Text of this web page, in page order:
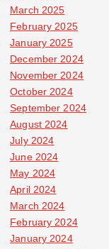
March 2025
February 2025
January 2025
December 2024
November 2024
October 2024
September 2024
August 2024
July 2024
June 2024
May 2024
April 2024
March 2024
February 2024
January 2024